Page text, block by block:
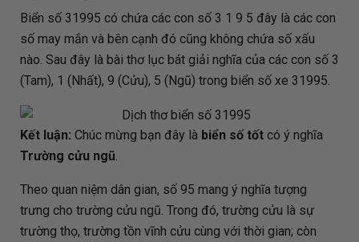
Biển số 31995 có chứa các con số 3 1 9 5 đây là các con
số may mắn và bên cạnh đó cũng không chứa số xấu
nào. Sau đây là bài thơ lục bát giải nghĩa của các con số 3
(Tam), 1 (Nhất), 9 (Cửu), 5 (Ngũ) trong biển số xe 31995.
Kết luận: Chúc mừng bạn đây là biển số tốtcó ý nghĩa
Trường cửu ngũ.
Theo quan niệm dân gian, số 95 mang ý nghĩa tượng
trưng cho trường cửu ngũ. Trong đó, trường cửu là sự
trường thọ, trường tồn vĩnh cửu cùng với thời gian; còn